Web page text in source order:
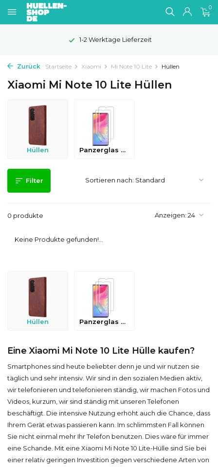
0
1-2 Werktage Lieferzeit
Zurück Startseite Xiaomi Mi Note 10 Lite Hüllen
Xiaomi Mi Note 10 Lite Hüllen
Hüllen Panzerglas & Schutzfolien
Filter
0 produkte Anzeigen:
Sortieren nach:
Keine Produkte gefunden!...
Hüllen Panzerglas & Schutzfolien
Eine Xiaomi Mi Note 10 Lite Hülle kaufen?
Smartphones sind heute beliebter denn je und wir nutzen sie
täglich und sehr intensiv. Wir sind in den sozialen Medien aktiv,
wir telefonieren und telefonieren ständig, wir machen Fotos und
Videos, kurzum, wir sind ständig mit unseren Telefonen
beschäftigt. Die intensive Nutzung erhöht auch die Chance, dass
Ihrem Gerät etwas passieren kann. Im schlimmsten Fall können
Sie nicht einmal mehr Ihr Telefon benutzen. Dies wäre für immer
eine Schande. Mit eine Xiaomi Mi Note 10 Lite-Hülle sind Sie bei
einer relativ geringen Investition gegen verschiedene Arten von